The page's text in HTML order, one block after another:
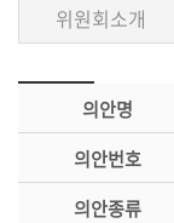
의
동
시
위원회소개
의안명
의안번호
의안종류